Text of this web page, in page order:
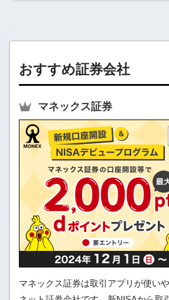
おすすめ証券会社
マネックス証券
マネックス証券は取引アプリが使い